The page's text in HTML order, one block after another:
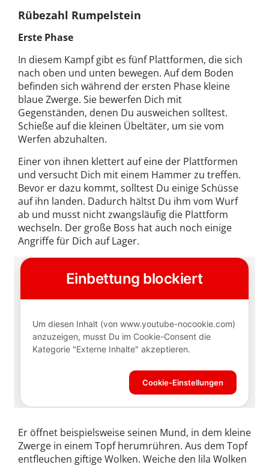
Rübezahl Rumpelstein
Erste Phase
In diesem Kampf gibt es fünf Plattformen, die sich
nach oben und unten bewegen. Auf dem Boden
befinden sich während der ersten Phase kleine
blaue Zwerge. Sie bewerfen Dich mit
Gegenständen, denen Du ausweichen solltest.
Schieße auf die kleinen Übeltäter, um sie vom
Werfen abzuhalten.
Einer von ihnen klettert auf eine der Plattformen
und versucht Dich mit einem Hammer zu treffen.
Bevor er dazu kommt, solltest Du einige Schüsse
auf ihn landen. Dadurch hältst Du ihm vom Wurf
ab und musst nicht zwangsläufig die Plattform
wechseln. Der große Boss hat auch noch einige
Angriffe für Dich auf Lager.
Er öffnet beispielsweise seinen Mund, in dem kleine
Zwerge in einem Topf herumrühren. Aus dem Topf
entfleuchen giftige Wolken. Weiche den lila Wolken